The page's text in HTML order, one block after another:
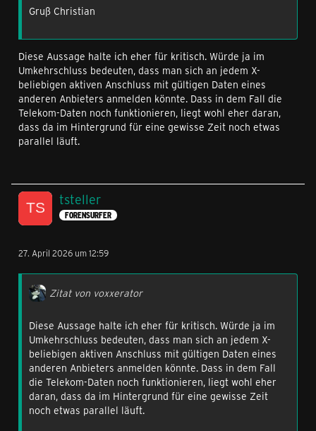
Gruß Christian
Diese Aussage halte ich eher für kritisch. Würde ja im
Umkehrschluss bedeuten, dass man sich an jedem X-
beliebigen aktiven Anschluss mit gültigen Daten eines
anderen Anbieters anmelden könnte. Dass in dem Fall die
Telekom-Daten noch funktionieren, liegt wohl eher daran,
dass da im Hintergrund für eine gewisse Zeit noch etwas
parallel läuft.
tsteller
FORENSURFER
27. April 2026 um 12:59
Zitat von voxxerator
Diese Aussage halte ich eher für kritisch. Würde ja im
Umkehrschluss bedeuten, dass man sich an jedem X-
beliebigen aktiven Anschluss mit gültigen Daten eines
anderen Anbieters anmelden könnte. Dass in dem Fall
die Telekom-Daten noch funktionieren, liegt wohl eher
daran, dass da im Hintergrund für eine gewisse Zeit
noch etwas parallel läuft.